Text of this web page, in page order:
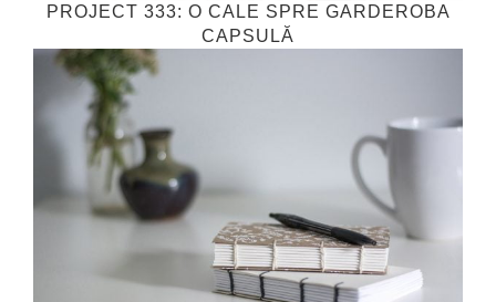
PROJECT 333: O CALE SPRE GARDEROBA
CAPSULĂ